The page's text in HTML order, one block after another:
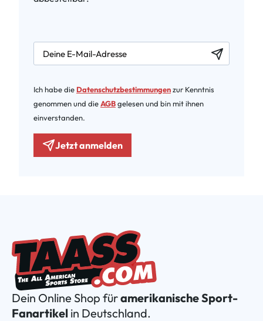
newsletter.labelEmail
Ich habe die Datenschutzbestimmungenzur Kenntnis
genommen und dieAGBgelesen und bin mit ihnen
einverstanden.
Jetzt anmelden
Dein Online Shop füramerikanische Sport-
Fanartikel in Deutschland.